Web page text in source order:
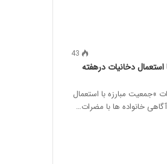
43
استعمال دخانیات درهفته
»جمعیت مبارزه با استعمال
خانواده ‏ها با مضرات…